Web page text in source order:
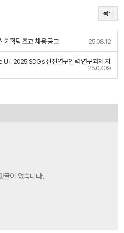
목록
획팀 조교 채용 공고 25.08.12
2025 SDGs 신진연구인력 연구과제 지
25.07.09
글이 없습니다.